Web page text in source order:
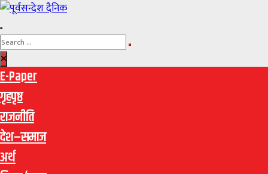
E-Paper
गृहपृष्ठ
राजनीति
देश–समाज
अर्थ